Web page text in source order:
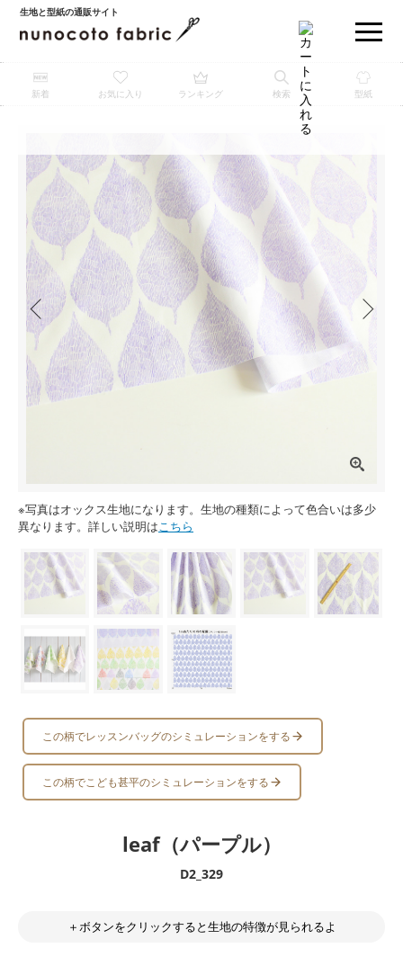
生地と型紙の通販サイト
新着 お気に入り ランキング 検索 型紙
※写真はオックス生地になります。生地の種類によって色合いは多少
異なります。詳しい説明はこちら
この柄でレッスンバッグのシミュレーションをする
この柄でこども甚平のシミュレーションをする
leaf（パープル）
D2_329
＋ボタンをクリックすると生地の特徴が見られるよ